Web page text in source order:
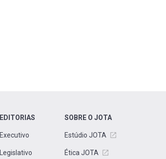
EDITORIAS
Executivo
Legislativo
SOBRE O JOTA
Estúdio JOTA
Ética JOTA